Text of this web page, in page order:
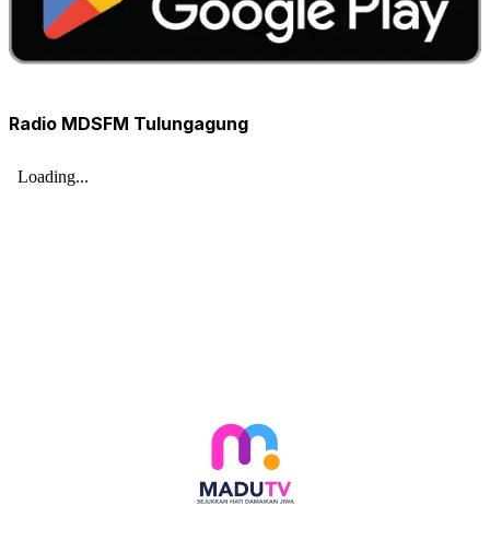
Radio MDSFM Tulungagung